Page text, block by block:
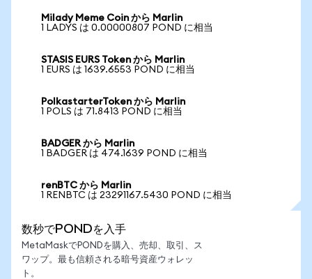
Milady Meme Coin から Marlin
1 LADYS は 0.00000807 POND に相当
STASIS EURS Token から Marlin
1 EURS は 1639.6553 POND に相当
PolkastarterToken から Marlin
1 POLS は 71.8413 POND に相当
BADGER から Marlin
1 BADGER は 474.1639 POND に相当
renBTC から Marlin
1 RENBTC は 23291167.5430 POND に相当
数秒でPONDを入手
MetaMaskでPONDを購入、売却、取引、ス
ワップ。最も信頼される暗号資産ウォレッ
ト。